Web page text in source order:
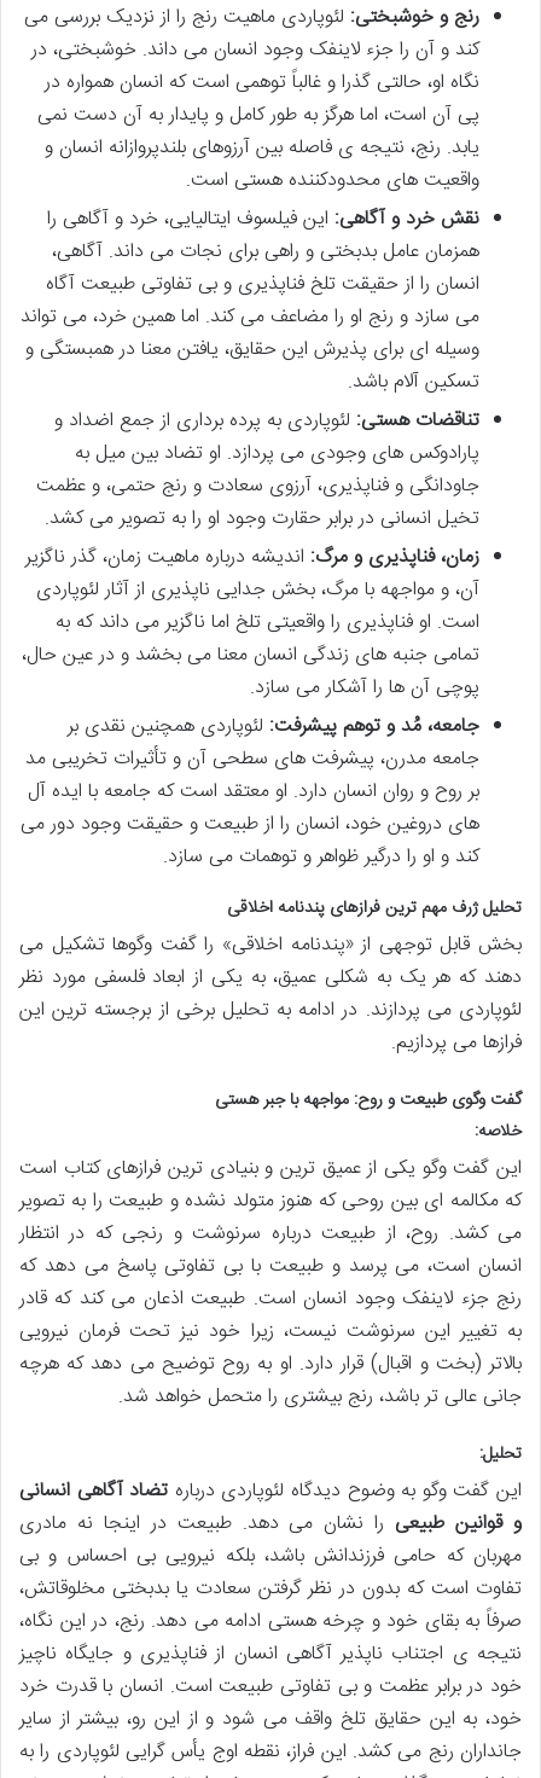
رنج و خوشبختی: لئوپاردی ماهیت رنج را از نزدیک بررسی می
کند و آن را جزء لاینفک وجود انسان می داند. خوشبختی، در
نگاه او، حالتی گذرا و غالباً توهمی است که انسان همواره در
پی آن است، اما هرگز به طور کامل و پایدار به آن دست نمی
یابد. رنج، نتیجه ی فاصله بین آرزوهای بلندپروازانه انسان و
واقعیت های محدودکننده هستی است.
نقش خرد و آگاهی: این فیلسوف ایتالیایی، خرد و آگاهی را
همزمان عامل بدبختی و راهی برای نجات می داند. آگاهی،
انسان را از حقیقت تلخ فناپذیری و بی تفاوتی طبیعت آگاه
می سازد و رنج او را مضاعف می کند. اما همین خرد، می تواند
وسیله ای برای پذیرش این حقایق، یافتن معنا در همبستگی و
تسکین آلام باشد.
تناقضات هستی: لئوپاردی به پرده برداری از جمع اضداد و
پارادوکس های وجودی می پردازد. او تضاد بین میل به
جاودانگی و فناپذیری، آرزوی سعادت و رنج حتمی، و عظمت
تخیل انسانی در برابر حقارت وجود او را به تصویر می کشد.
زمان، فناپذیری و مرگ: اندیشه درباره ماهیت زمان، گذر ناگزیر
آن، و مواجهه با مرگ، بخش جدایی ناپذیری از آثار لئوپاردی
است. او فناپذیری را واقعیتی تلخ اما ناگزیر می داند که به
تمامی جنبه های زندگی انسان معنا می بخشد و در عین حال،
پوچی آن ها را آشکار می سازد.
جامعه، مُد و توهم پیشرفت: لئوپاردی همچنین نقدی بر
جامعه مدرن، پیشرفت های سطحی آن و تأثیرات تخریبی مد
بر روح و روان انسان دارد. او معتقد است که جامعه با ایده آل
های دروغین خود، انسان را از طبیعت و حقیقت وجود دور می
کند و او را درگیر ظواهر و توهمات می سازد.
تحلیل ژرف مهم ترین فرازهای پندنامه اخلاقی
بخش قابل توجهی از «پندنامه اخلاقی» را گفت وگوها تشکیل می
دهند که هر یک به شکلی عمیق، به یکی از ابعاد فلسفی مورد نظر
لئوپاردی می پردازند. در ادامه به تحلیل برخی از برجسته ترین این
فرازها می پردازیم.
گفت وگوی طبیعت و روح: مواجهه با جبر هستی
خلاصه:
این گفت وگو یکی از عمیق ترین و بنیادی ترین فرازهای کتاب است
که مکالمه ای بین روحی که هنوز متولد نشده و طبیعت را به تصویر
می کشد. روح، از طبیعت درباره سرنوشت و رنجی که در انتظار
انسان است، می پرسد و طبیعت با بی تفاوتی پاسخ می دهد که
رنج جزء لاینفک وجود انسان است. طبیعت اذعان می کند که قادر
به تغییر این سرنوشت نیست، زیرا خود نیز تحت فرمان نیرویی
بالاتر (بخت و اقبال) قرار دارد. او به روح توضیح می دهد که هرچه
جانی عالی تر باشد، رنج بیشتری را متحمل خواهد شد.
تحلیل:
این گفت وگو به وضوح دیدگاه لئوپاردی درباره تضاد آگاهی انسانی
و قوانین طبیعیرا نشان می دهد. طبیعت در اینجا نه مادری
مهربان که حامی فرزندانش باشد، بلکه نیرویی بی احساس و بی
تفاوت است که بدون در نظر گرفتن سعادت یا بدبختی مخلوقاتش،
صرفاً به بقای خود و چرخه هستی ادامه می دهد. رنج، در این نگاه،
نتیجه ی اجتناب ناپذیر آگاهی انسان از فناپذیری و جایگاه ناچیز
خود در برابر عظمت و بی تفاوتی طبیعت است. انسان با قدرت خرد
خود، به این حقایق تلخ واقف می شود و از این رو، بیشتر از سایر
جانداران رنج می کشد. این فراز، نقطه اوج یأس گرایی لئوپاردی را به